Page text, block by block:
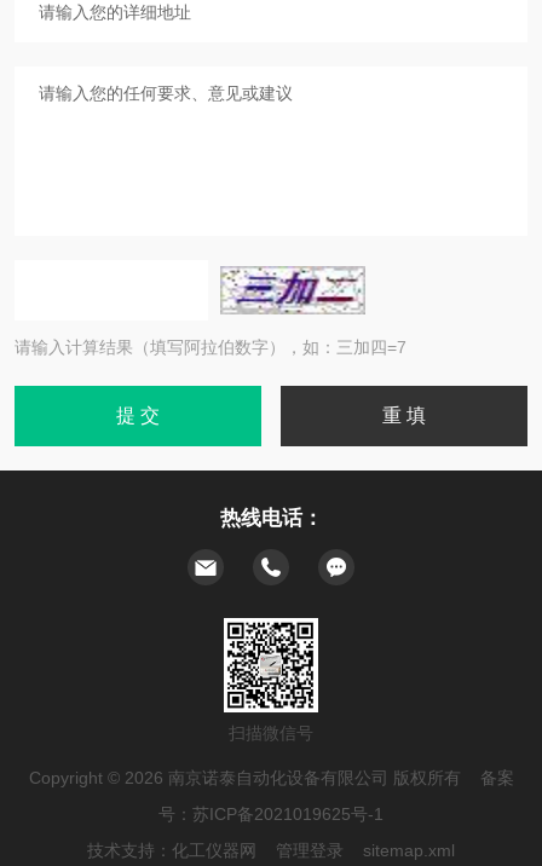
请输入计算结果（填写阿拉伯数字），如：三加四=7
热线电话：
扫描微信号
Copyright © 2026 南京诺泰自动化设备有限公司 版权所有 备案
号： 苏ICP备2021019625号-1
技术支持： 化工仪器网 管理登录 sitemap.xml